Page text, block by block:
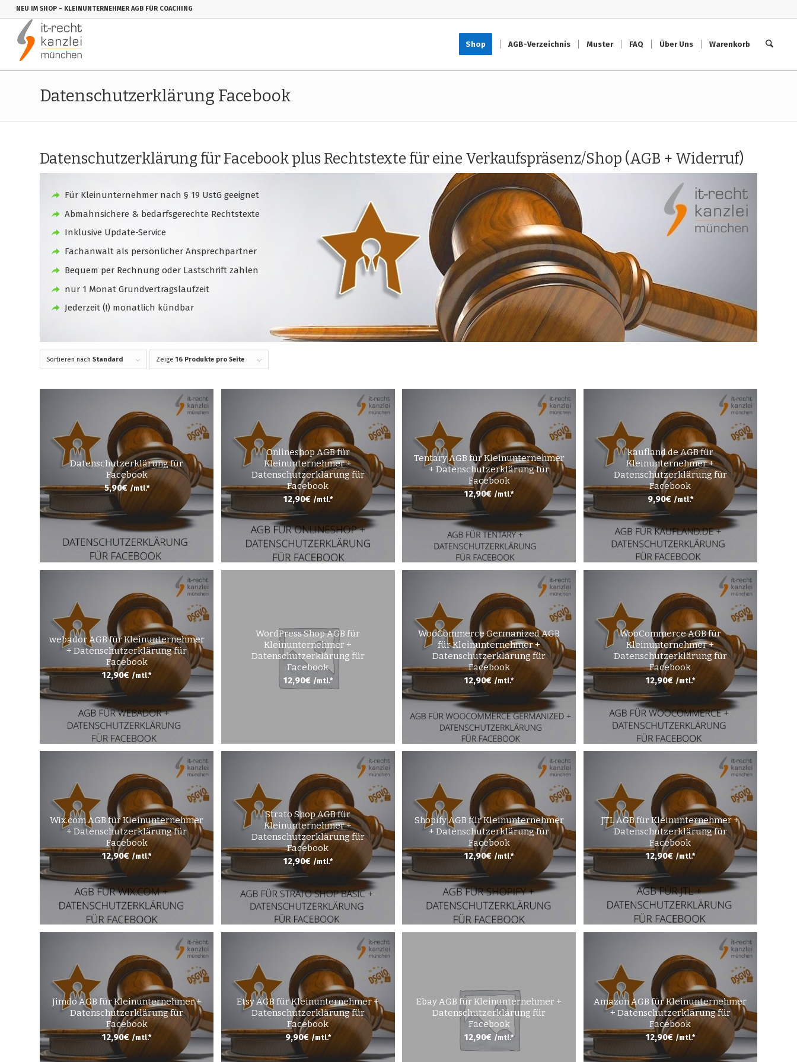
NEU IM SHOP - KLEINUNTERNEHMER AGB FÜR COACHING
Shop AGB-Verzeichnis Muster FAQ Über Uns Warenkorb
Datenschutzerklärung Facebook
Datenschutzerklärung für Facebook plus Rechtstexte für eine Verkaufspräsenz/Shop (AGB + Widerruf)
Für Kleinunternehmer nach § 19 UstG geeignet
Abmahnsichere & bedarfsgerechte Rechtstexte
Inklusive Update-Service
Fachanwalt als persönlicher Ansprechpartner
Bequem per Rechnung oder Lastschrift zahlen
nur 1 Monat Grundvertragslaufzeit
Jederzeit (!) monatlich kündbar
Sortieren nach Standard Zeige16 Produkte pro Seite
Datenschutzerklärung für
Facebook
5,90€ /mtl.*
Onlineshop AGB für
Kleinunternehmer +
Datenschutzerklärung für
Facebook
12,90€ /mtl.*
Tentary AGB für Kleinunternehmer
+ Datenschutzerklärung für
Facebook
12,90€ /mtl.*
kaufland.de AGB für
Kleinunternehmer +
Datenschutzerklärung für
Facebook
9,90€ /mtl.*
webador AGB für Kleinunternehmer
+ Datenschutzerklärung für
Facebook
12,90€ /mtl.*
WordPress Shop AGB für
Kleinunternehmer +
Datenschutzerklärung für
Facebook
12,90€ /mtl.*
WooCommerce Germanized AGB
für Kleinunternehmer +
Datenschutzerklärung für
Facebook
12,90€ /mtl.*
WooCommerce AGB für
Kleinunternehmer +
Datenschutzerklärung für
Facebook
12,90€ /mtl.*
Wix.com AGB für Kleinunternehmer
+ Datenschutzerklärung für
Facebook
12,90€ /mtl.*
Strato Shop AGB für
Kleinunternehmer +
Datenschutzerklärung für
Facebook
12,90€ /mtl.*
Shopify AGB für Kleinunternehmer
+ Datenschutzerklärung für
Facebook
12,90€ /mtl.*
JTL AGB für Kleinunternehmer +
Datenschutzerklärung für
Facebook
12,90€ /mtl.*
Jimdo AGB für Kleinunternehmer +
Datenschutzerklärung für
Facebook
12,90€ /mtl.*
Etsy AGB für Kleinunternehmer +
Datenschutzerklärung für
Facebook
9,90€ /mtl.*
Ebay AGB für Kleinunternehmer +
Datenschutzerklärung für
Facebook
12,90€ /mtl.*
Amazon AGB für Kleinunternehmer
+ Datenschutzerklärung für
Facebook
12,90€ /mtl.*